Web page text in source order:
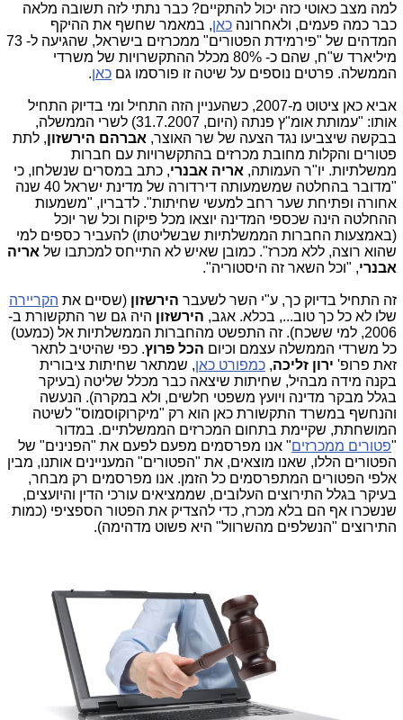
למה מצב כאוטי כזה יכול להתקיים? כבר נתתי לזה תשובה מלאה
כבר כמה פעמים, ולאחרונה כאן, במאמר שחשף את ההיקף
המדהים של "פירמידת הפטורים" ממכרזים בישראל, שהגיעה ל- 73
מיליארד ש"ח, שהם כ- 80% מכלל ההתקשרויות של משרדי
הממשלה. פרטים נוספים על שיטה זו פורסמו גם כאן.
אביא כאן ציטוט מ-2007, כשהעניין הזה התחיל ומי בדיוק התחיל
אותו: "עמותת אומ"ץ פנתה (היום, 31.7.2007) לשרי הממשלה,
בבקשה שיצביעו נגד הצעה של שר האוצר, אברהם הירשזון, לתת
פטורים והקלות מחובת מכרזים בהתקשרויות עם חברות
ממשלתיות. יו"ר העמותה, אריה אבנרי, כתב במסרים שנשלחו, כי
"מדובר בהחלטה שמשמעותה דירדורה של מדינת ישראל 40 שנה
אחורה ופתיחת שער רחב למעשי שחיתות". לדבריו, "משמעות
ההחלטה הינה שכספי המדינה יוצאו מכל פיקוח וכל שר יוכל
(באמצעות החברות הממשלתיות שבשליטתו) להעביר כספים למי
שהוא רוצה, ללא מכרז". כמובן שאיש לא התייחס למכתבו של אריה
אבנרי, "וכל השאר זה היסטוריה".
זה התחיל בדיוק כך, ע"י השר לשעבר הירשזון (שסיים את הקריירה
שלו לא כל כך טוב..., בכלא. אגב, הירשזון היה גם שר התקשורת ב-
2006, למי ששכח). זה התפשט מהחברות הממשלתיות אל (כמעט)
כל משרדי הממשלה עצמם וכיום הכל פרוץ. כפי שהיטיב לתאר
זאת פרופ'ירון זליכה, כמפורט כאן, שמתאר שחיתות ציבורית
בקנה מידה מבהיל, שחיתות שיצאה כבר מכלל שליטה (בעיקר
בגלל מבקר מדינה ויועץ משפטי חלשים, ולא במקרה). הנעשה
והנחשף במשרד התקשורת כאן הוא רק "מיקרוקוסמוס" לשיטה
המושחתת, שקיימת בתחום המכרזים הממשלתיים. במדור
"פטורים ממכרזים" אנו מפרסמים מפעם לפעם את "הפנינים" של
הפטורים הללו, שאנו מוצאים, את "הפטורים" המעניינים אותנו, מבין
אלפי הפטורים המתפרסמים כל הזמן. אנו מפרסמים רק מבחר,
בעיקר בגלל התירוצים העלובים, שממציאים עורכי הדין והיועצים,
שנשכרו אף הם בלא מכרז, כדי להצדיק את הפטור הספציפי (כמות
התירוצים "הנשלפים מהשרוול" היא פשוט מדהימה).